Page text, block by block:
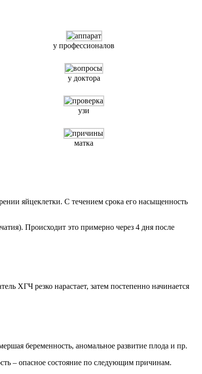
у профессионалов
у доктора
узи
матка
яйцеклетки. С течением срока его насыщенность
Происходит это примерно через 4 дня после
ХГЧ резко нарастает, затем постепенно начинается
беременность, аномальное развитие плода и пр.
– опасное состояние по следующим причинам.